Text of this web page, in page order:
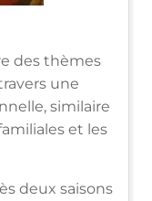
des thèmes
une
similaire
et les
deux saisons